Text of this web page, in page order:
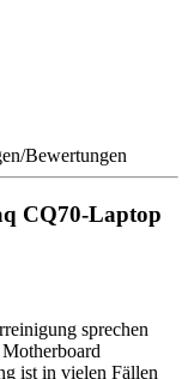
Bewertungen
CQ70-Laptop
sprechen
ist in vielen Fällen